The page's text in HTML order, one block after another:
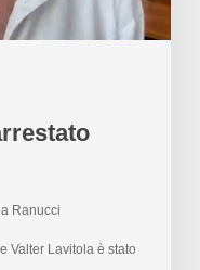
Ranucci
Valter Lavitola è stato